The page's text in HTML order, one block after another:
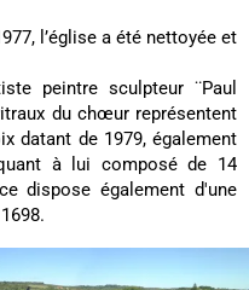
l’église a été nettoyée et
peintre sculpteur ¨Paul
du chœur représentent
datant de 1979, également
à lui composé de 14
dispose également d'une